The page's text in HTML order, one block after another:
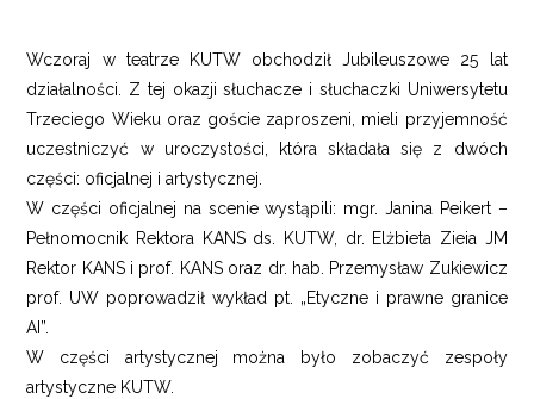
Wczoraj w teatrze KUTW obchodził Jubileuszowe 25 lat
działalności. Z tej okazji słuchacze i słuchaczki Uniwersytetu
Trzeciego Wieku oraz goście zaproszeni, mieli przyjemność
uczestniczyć w uroczystości, która składała się z dwóch
części: oficjalnej i artystycznej.
W części oficjalnej na scenie wystąpili: mgr. Janina Peikert –
Pełnomocnik Rektora KANS ds. KUTW, dr. Elżbieta Zieia JM
Rektor KANS i prof. KANS oraz dr. hab. Przemysław Zukiewicz
prof. UW poprowadził wykład pt. „Etyczne i prawne granice
AI”.
W części artystycznej można było zobaczyć zespoły
artystyczne KUTW.